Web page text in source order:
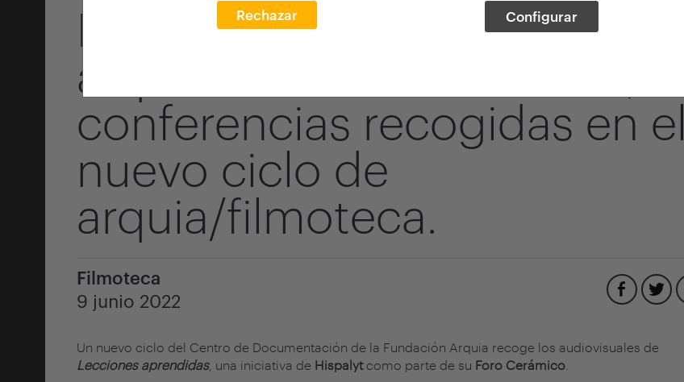
Rechazar Configurar
Lecciones aprendidas: El
arquitecto cuenta su obra,
conferencias recogidas en el
nuevo ciclo de
arquia/filmoteca.
Filmoteca
9 junio 2022
Un nuevo ciclo del Centro de Documentación de la Fundación Arquia recoge los audiovisuales de
Lecciones aprendidas, una iniciativa de Hispalytcomo parte de su Foro Cerámico